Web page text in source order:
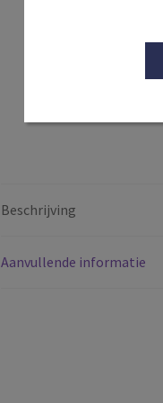
Beschrijving
Aanvullende informatie